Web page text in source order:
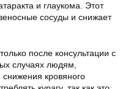
и глаукома. Этот
сосуды и снижает
после консультации с
случаях людям,
кровяного